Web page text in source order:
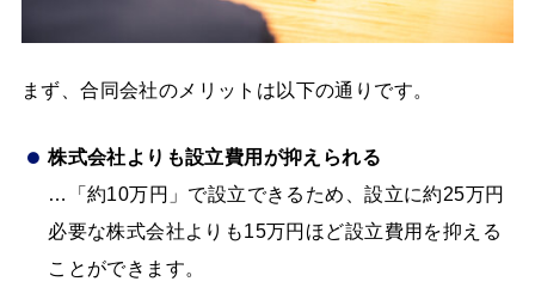
まず、合同会社のメリットは以下の通りです。
株式会社よりも設立費用が抑えられる
…「約10万円」で設立できるため、設立に約25万円
必要な株式会社よりも15万円ほど設立費用を抑える
ことができます。